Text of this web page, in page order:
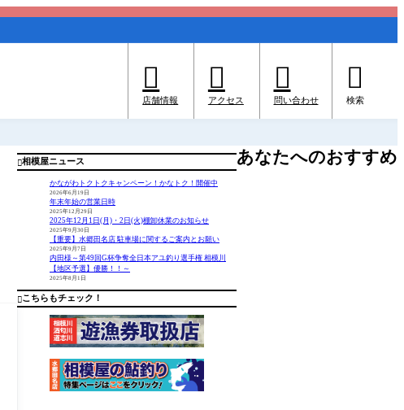

店舗情報

アクセス

問い合わせ

検索
相模屋ニュース
かながわトクトクキャンペーン！かなトク！開催中
2026年6月19日
年末年始の営業日時
2025年12月29日
2025年12月1日(月)・2日(火)棚卸休業のお知らせ
2025年9月30日
【重要】水郷田名店 駐車場に関するご案内とお願い
2025年9月7日
内田様～第49回G杯争奪全日本アユ釣り選手権 相模川
【地区予選】優勝！！～
2025年8月1日
こちらもチェック！
あなたへのおすすめ